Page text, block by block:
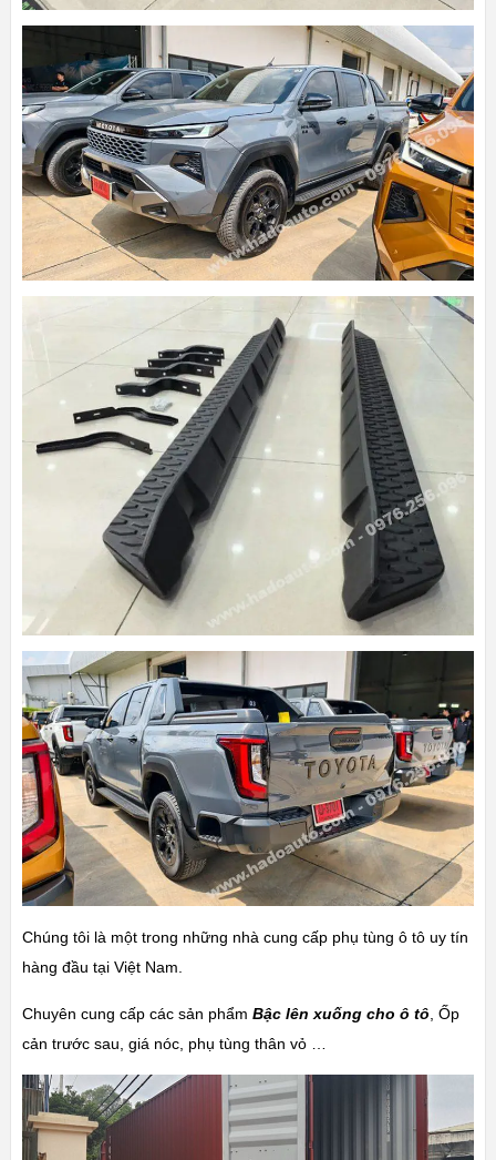
Chúng tôi là một trong những nhà cung cấp phụ tùng ô tô uy tín
hàng đầu tại Việt Nam.
Chuyên cung cấp các sản phẩm Bậc lên xuống cho ô tô, Ốp
cản trước sau, giá nóc, phụ tùng thân vỏ …